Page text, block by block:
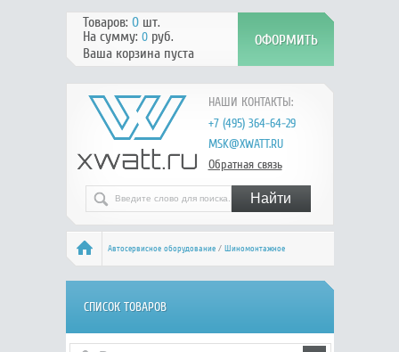
НАШИ КОНТАКТЫ:
+7 (495) 364-64-29
MSK@XWATT.RU
Обратная связь
Товаров: 0шт.
На сумму: 0руб.
Ваша корзина пуста
Автосервисное оборудование/ Шиномонтажное
оборудование/ Вулканизаторы
СПИСОК ТОВАРОВ